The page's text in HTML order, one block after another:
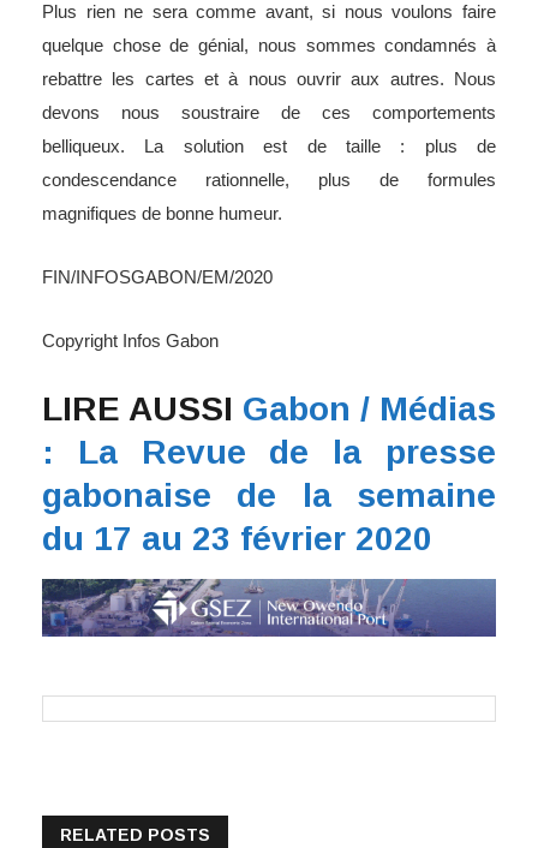
Plus rien ne sera comme avant, si nous voulons faire
quelque chose de génial, nous sommes condamnés à
rebattre les cartes et à nous ouvrir aux autres. Nous
devons nous soustraire de ces comportements
belliqueux. La solution est de taille : plus de
condescendance rationnelle, plus de formules
magnifiques de bonne humeur.
FIN/INFOSGABON/EM/2020
Copyright Infos Gabon
LIRE AUSSI Gabon / Médias
: La Revue de la presse
gabonaise de la semaine
du 17 au 23 février 2020
RELATED POSTS